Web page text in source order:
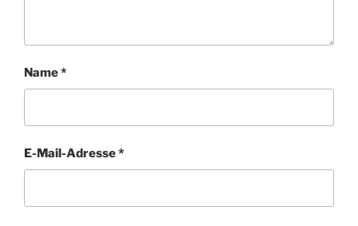
Name*
E-Mail-Adresse*